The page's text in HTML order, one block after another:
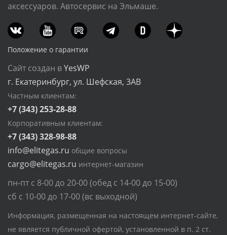
аксессуаров. Автосервис на Эльмаше.
Положение о гарантии
Сайт создан вYesWP
г. Екатеринбург, ул. Шефская, 3АВ
Частным клиентам:
+7 (343) 253-28-88
Корпоративным клиентам:
+7 (343) 328-98-88
info@elitegas.ru общие вопросы
cargo@elitegas.ru интернет-магазин
пн-пт с 8-00 до 20-00 (обед с 14-00 до 15-00)
сб с 10-00 до 17-00 (вс выходной)
Информация, размещенная на настоящем интернет-сайте,
не является публичной офертой, установленной в п. 2 ст.